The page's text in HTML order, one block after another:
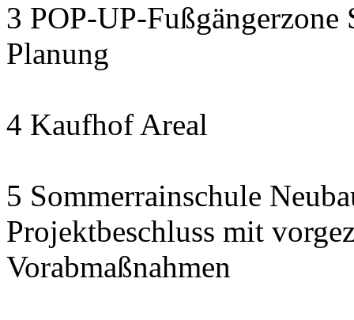
3 POP-UP-Fußgängerzone
Planung
4 Kaufhof Areal
5 Sommerrainschule
Projektbeschluss mit
Vorabmaßnahmen